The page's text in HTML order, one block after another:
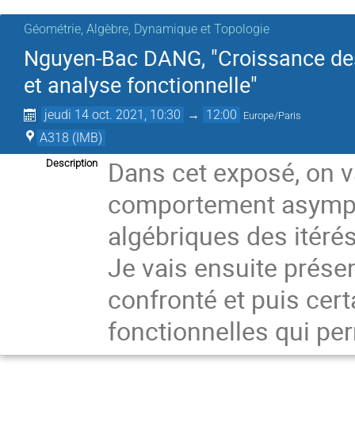
Géométrie, Algèbre, Dynamique et Topologie
Nguyen-Bac DANG, "Croissance
et analyse fonctionnelle"
jeudi 14 oct. 2021, 10:30 → 12:00 Europe/Paris
A318 (IMB)
Description
Dans cet exposé, on
comportement
algébriques des
Je vais ensuite
confronté et puis
fonctionnelles qui